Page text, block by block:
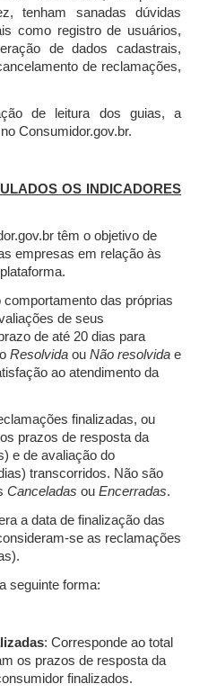
tenham sanadas dúvidas
como registro de usuários,
de dados cadastrais,
de reclamações,
de leitura dos guias, a
Consumidor.gov.br.
OS INDICADORES
têm o objetivo de
empresas em relação às
das próprias
de seus
de até 20 dias para
Resolvida ou Não resolvida e
ao atendimento da
finalizadas, ou
prazos de resposta da
e de avaliação do
transcorridos. Não são
Canceladas ou Encerradas.
a data de finalização das
se as reclamações
seguinte forma:
: Corresponde ao total
os prazos de resposta da
finalizados.